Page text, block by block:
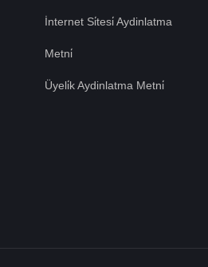
İnternet Si̇tesi̇ Aydinlatma
Metni̇
Üyeli̇k Aydinlatma Metni̇